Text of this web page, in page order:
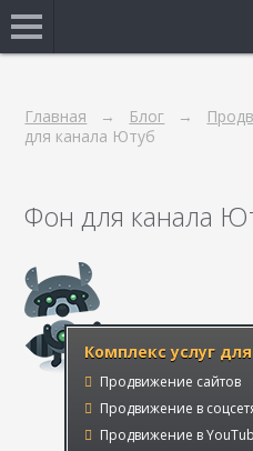
Главная Блог
для канала Ютуб
Фон для канала
Комплекс услуг
Продвижение сайтов
Продвижение в
Продвижение в